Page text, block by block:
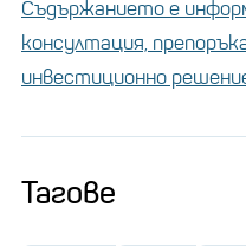
Съдържанието е
консултация,
инвестиционно
Тагове